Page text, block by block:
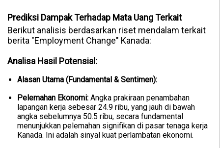
Prediksi Dampak Terhadap Mata Uang Terkait
Berikut analisis berdasarkan riset mendalam terkait
berita "Employment Change" Kanada:
Analisa Hasil Potensial:
Alasan Utama (Fundamental & Sentimen):
Pelemahan Ekonomi: Angka prakiraan penambahan
lapangan kerja sebesar 24.9 ribu, yang jauh di bawah
angka sebelumnya 50.5 ribu, secara fundamental
menunjukkan pelemahan signifikan di pasar tenaga kerja
Kanada. Ini adalah sinyal kuat perlambatan ekonomi.